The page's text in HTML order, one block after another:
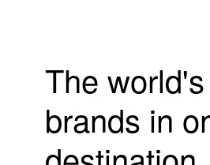
The
brands in